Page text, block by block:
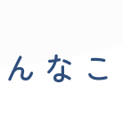
んな